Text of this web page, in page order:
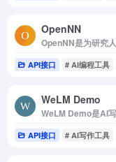
OpenNN
API接口 # AI编程工具
WeLM Demo
API接口 # AI写作工具